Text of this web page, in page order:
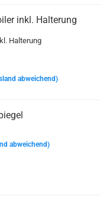
inkl. Halterung
Halterung
abweichend)
abweichend)